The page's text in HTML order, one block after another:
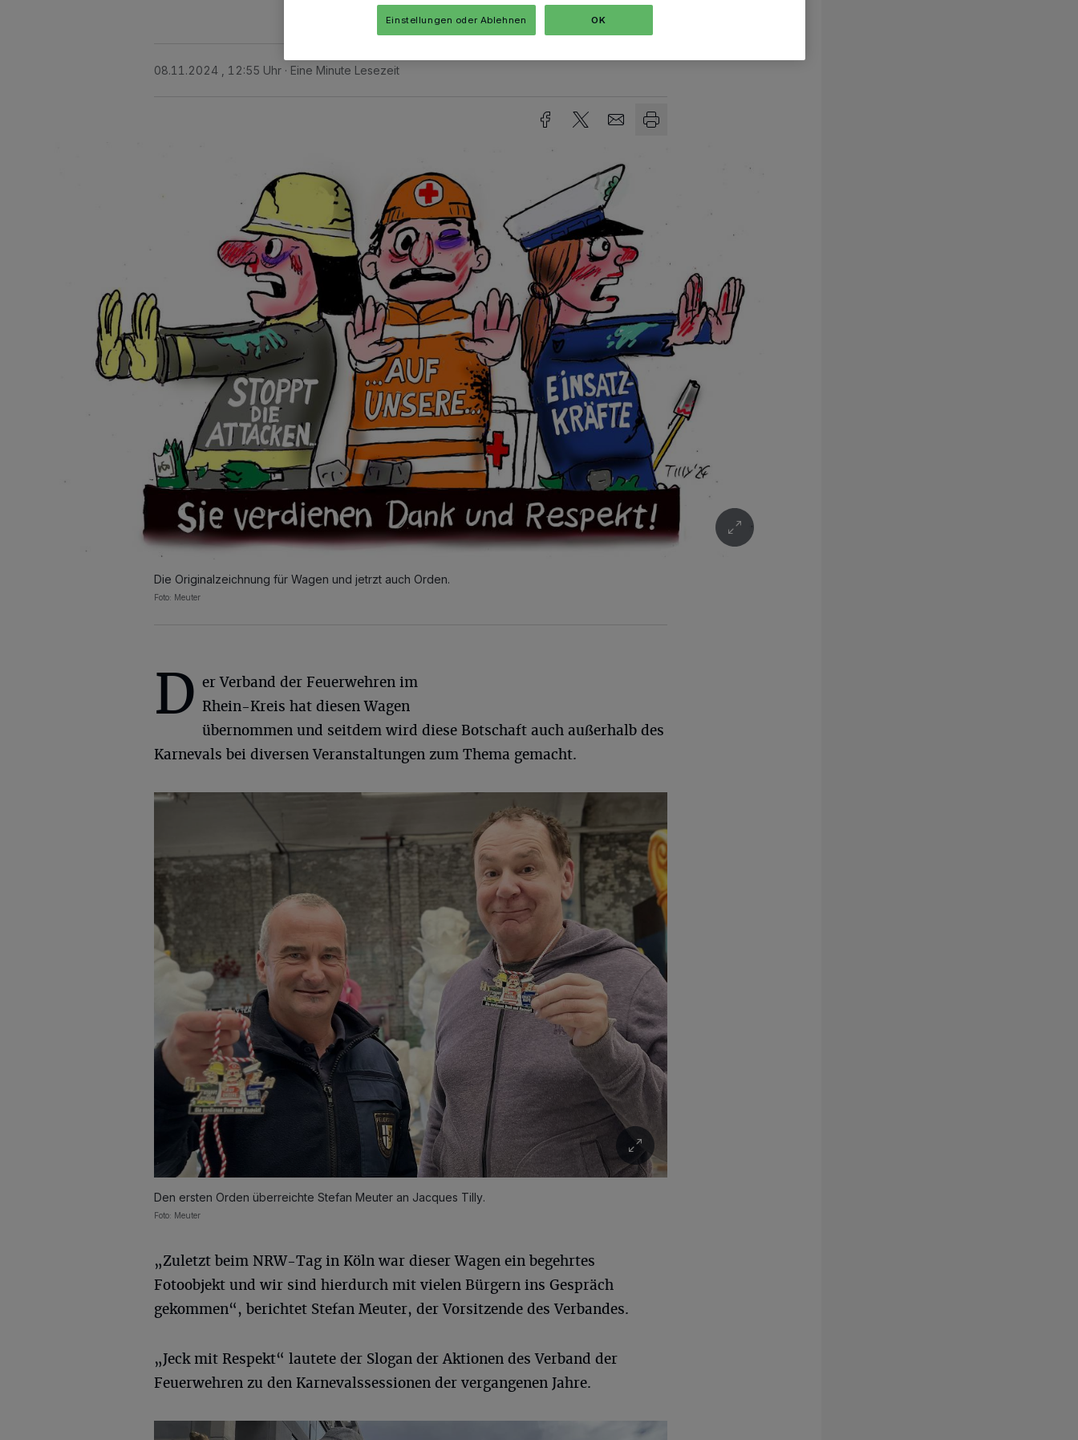
08.11.2024 , 12:55 Uhr Eine Minute Lesezeit
Die Originalzeichnung für Wagen und jetrzt auch Orden.
Foto: Meuter
D er Verband der Feuerwehren im
Rhein-Kreis hat diesen Wagen
übernommen und seitdem wird diese Botschaft auch außerhalb des
Karnevals bei diversen Veranstaltungen zum Thema gemacht.
Den ersten Orden überreichte Stefan Meuter an Jacques Tilly.
Foto: Meuter
„Zuletzt beim NRW-Tag in Köln war dieser Wagen ein begehrtes
Fotoobjekt und wir sind hierdurch mit vielen Bürgern ins Gespräch
gekommen“, berichtet Stefan Meuter, der Vorsitzende des Verbandes.
„Jeck mit Respekt“ lautete der Slogan der Aktionen des Verband der
Feuerwehren zu den Karnevalssessionen der vergangenen Jahre.
Einstellungen oder Ablehnen OK